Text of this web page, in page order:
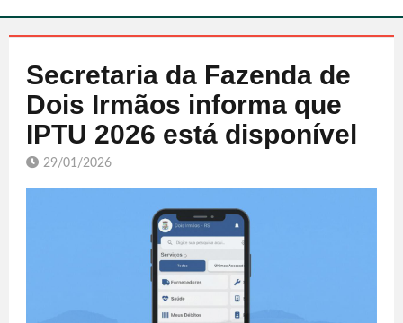
Secretaria da Fazenda de
Dois Irmãos informa que
IPTU 2026 está disponível
29/01/2026